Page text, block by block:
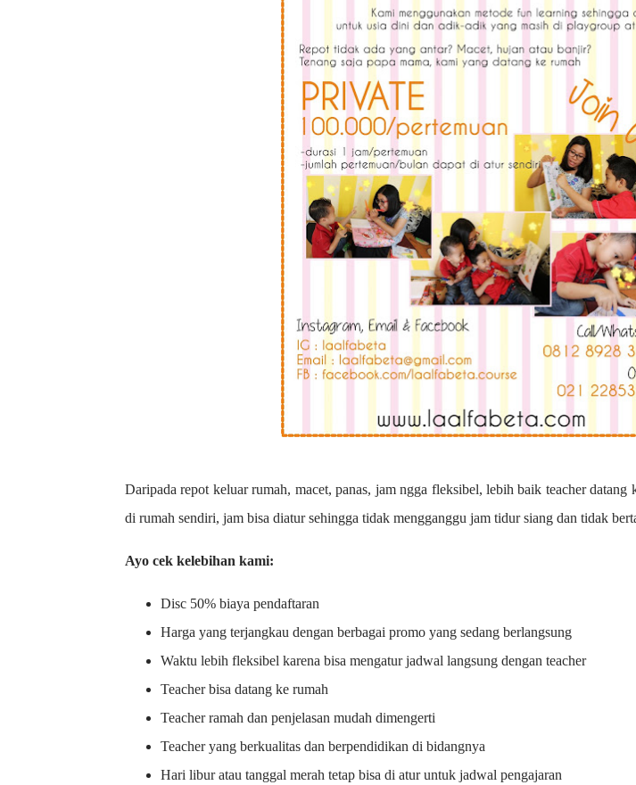
Daripada repot keluar rumah, macet, panas, jam ngga fleksibel, lebih baik teacher datang
di rumah sendiri, jam bisa diatur sehingga tidak mengganggu jam tidur siang dan tidak
Ayo cek kelebihan kami:
Disc 50% biaya pendaftaran
Harga yang terjangkau dengan berbagai promo yang sedang berlangsung
Waktu lebih fleksibel karena bisa mengatur jadwal langsung dengan teacher
Teacher bisa datang ke rumah
Teacher ramah dan penjelasan mudah dimengerti
Teacher yang berkualitas dan berpendidikan di bidangnya
Hari libur atau tanggal merah tetap bisa di atur untuk jadwal pengajaran